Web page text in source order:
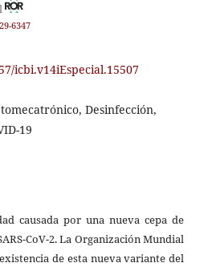
6347
icbi.v14iEspecial.15507
Desinfección,
19
causada por una nueva cepa de
CoV-2. La Organización Mundial
de esta nueva variante del